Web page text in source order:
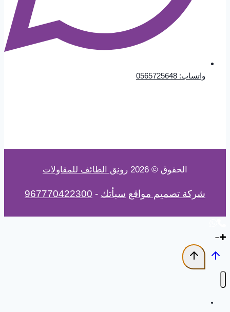
واتساب: 0565725648
الحقوق © 2026 رونق الطائف للمقاولات
شركة تصميم مواقع سبأتك -
967770422300